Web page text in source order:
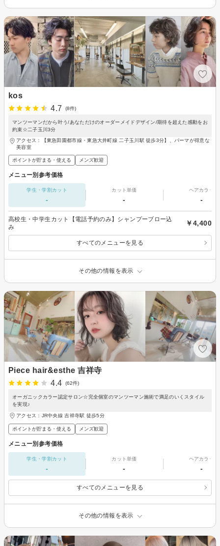
kos
4.7
(8件)
マンツーマンだから叶う/あなただけのオーダーメイドデザイン/期待を超えた感動をお
約束☆二子玉川3分
アクセス：【東急田園都市線・東急大井町線 二子玉川駅 徒歩3分】、パーマが得意な
美容室
ポイントが貯まる・使える メンズ歓迎
メニュー別参考価格
学生・学割カット
-
カット単価
-
ヘアカラー
-
高校生・中学生カット【電話予約のみ】シャンプーブロー込
み
￥4,400
すべてのメニューを見る
その他の情報を表示
Piece hair&esthe 吉祥寺
4.4
(62件)
オーガニックカラー認定サロン☆完全個室のマンツーマン施術で満足のいくスタイル
を実現♪
アクセス：JR中央線 吉祥寺駅 徒歩5分
ポイントが貯まる・使える メンズ歓迎
メニュー別参考価格
学生・学割カット
-
カット単価
-
ヘアカラー
-
すべてのメニューを見る
その他の情報を表示